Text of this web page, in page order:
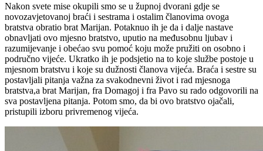
Nakon svete mise okupili smo se u župnoj dvorani gdje se
novozavjetovanoj braći i sestrama i ostalim članovima ovoga
bratstva obratio brat Marijan. Potaknuo ih je da i dalje nastave
obnavljati ovo mjesno bratstvo, uputio na međusobnu ljubav i
razumijevanje i obećao svu pomoć koju može pružiti on osobno i
područno vijeće. Ukratko ih je podsjetio na to koje službe postoje u
mjesnom bratstvu i koje su dužnosti članova vijeća. Braća i sestre su
postavljali pitanja važna za svakodnevni život i rad mjesnoga
bratstva,a brat Marijan, fra Domagoj i fra Pavo su rado odgovorili na
sva postavljena pitanja. Potom smo, da bi ovo bratstvo ojačali,
pristupili izboru privremenog vijeća.